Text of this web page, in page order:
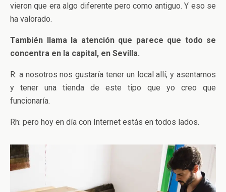
vieron que era algo diferente pero como antiguo. Y eso se
ha valorado.
También llama la atención que parece que todo se
concentra en la capital, en Sevilla.
R: a nosotros nos gustaría tener un local allí, y asentarnos
y tener una tienda de este tipo que yo creo que
funcionaría.
Rh: pero hoy en día con Internet estás en todos lados.